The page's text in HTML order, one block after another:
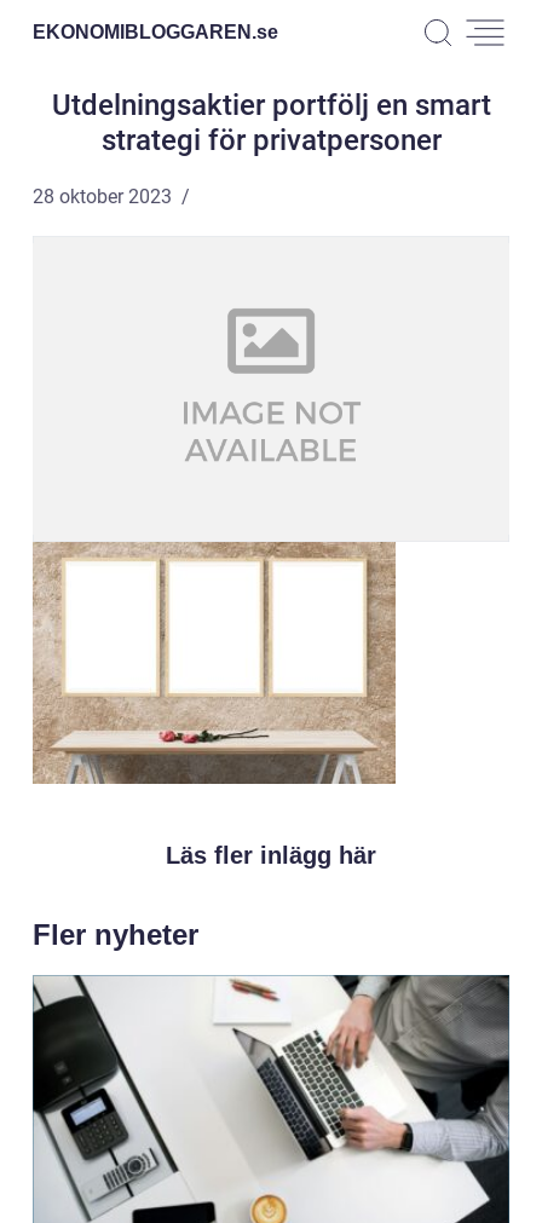
EKONOMIBLOGGAREN.se
Utdelningsaktier portfölj en smart
strategi för privatpersoner
28 oktober 2023
Läs fler inlägg här
Fler nyheter